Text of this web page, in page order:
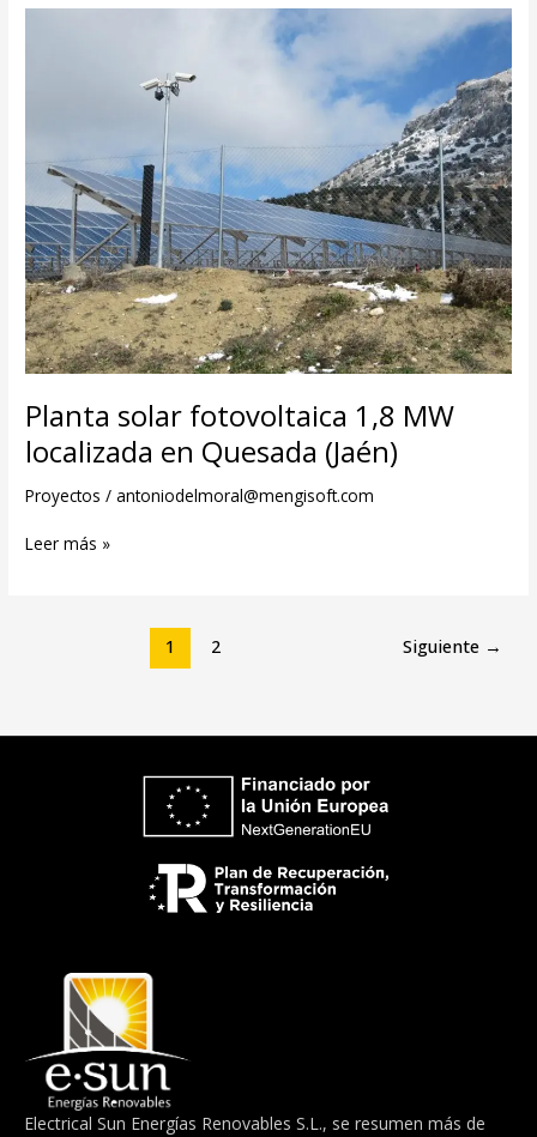
Planta solar fotovoltaica 1,8 MW
localizada en Quesada (Jaén)
Proyectos /antoniodelmoral@mengisoft.com
Leer más »
1 2 Siguiente →
Electrical Sun Energías Renovables S.L., se resumen más de